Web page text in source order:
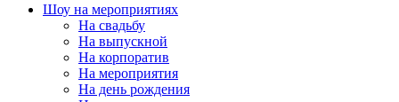
Шоу на мeроприятиях
На свaдьбу
Нa выпускной
На корпоратив
На мeроприятия
На день рождения